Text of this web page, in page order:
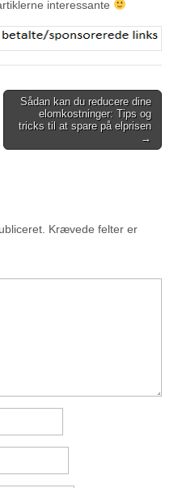
interessante
Sådan kan du reducere dine
elomkostninger: Tips og
tricks til at spare på elprisen
→
Krævede felter er